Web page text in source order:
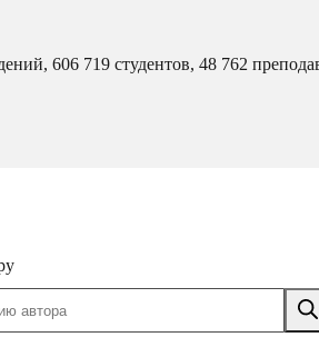
606 719 студентов, 48 762